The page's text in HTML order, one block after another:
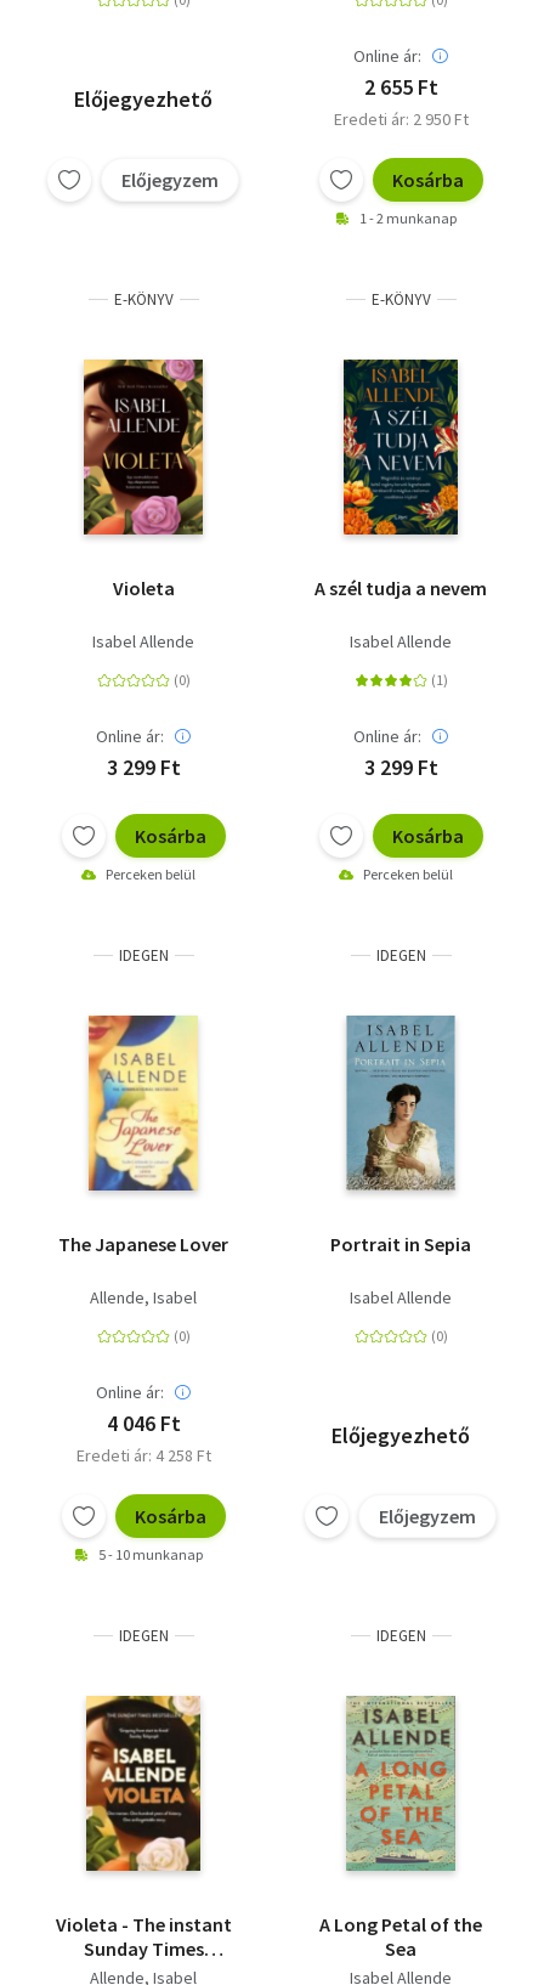
Előjegyezhető
Előjegyzem
Online ár:
2 655 Ft
Eredeti ár: 2 950 Ft
Kosárba
1 - 2 munkanap
E-KÖNYV
Violeta
Isabel Allende
Online ár:
3 299 Ft
Kosárba
Perceken belül
E-KÖNYV
A szél tudja a nevem
Isabel Allende
Online ár:
3 299 Ft
Kosárba
Perceken belül
IDEGEN
The Japanese Lover
Allende, Isabel
Online ár:
4 046 Ft
Eredeti ár: 4 258 Ft
Kosárba
5 - 10 munkanap
IDEGEN
Portrait in Sepia
Isabel Allende
Előjegyezhető
Előjegyzem
IDEGEN
Violeta - The instant
Sunday Times
bestseller
Allende, Isabel
IDEGEN
A Long Petal of the
Sea
Isabel Allende